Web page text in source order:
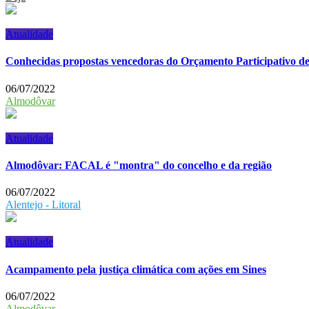
Atualidade
Conhecidas propostas vencedoras do Orçamento Participativo
06/07/2022
Almodôvar
Atualidade
Almodôvar: FACAL é "montra" do concelho e da região
06/07/2022
Alentejo - Litoral
Atualidade
Acampamento pela justiça climática com ações em Sines
06/07/2022